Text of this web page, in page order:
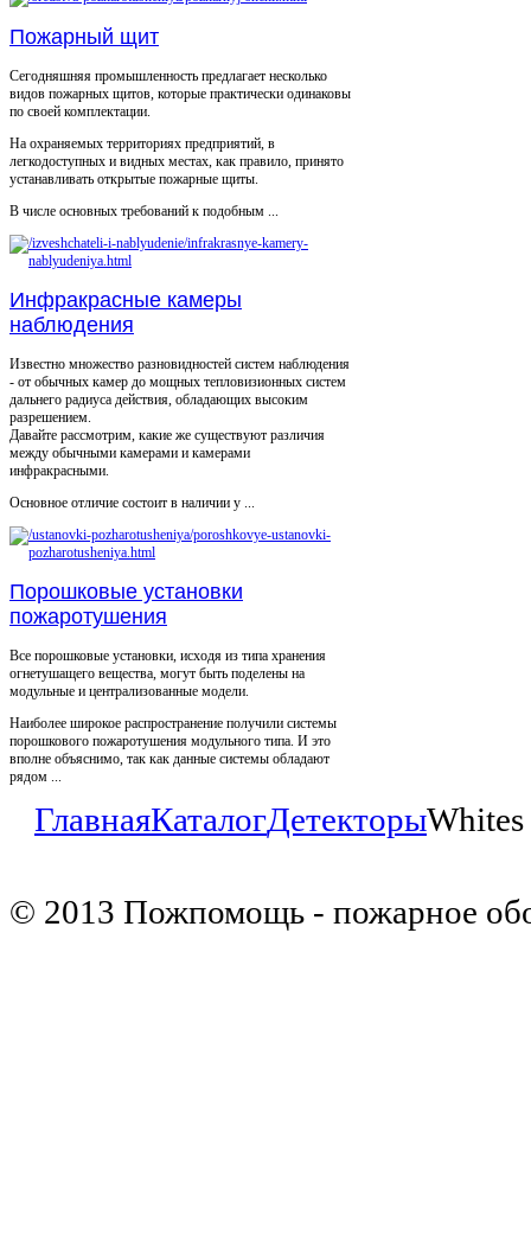
Пожарный щит
Сегодняшняя промышленность предлагает несколько
видов пожарных щитов, которые практически одинаковы
по своей комплектации.
На охраняемых территориях предприятий, в
легкодоступных и видных местах, как правило, принято
устанавливать открытые пожарные щиты.
В числе основных требований к подобным ...
Инфракрасные камеры
наблюдения
Известно множество разновидностей систем наблюдения
- от обычных камер до мощных тепловизионных систем
дальнего радиуса действия, обладающих высоким
разрешением.
Давайте рассмотрим, какие же существуют различия
между обычными камерами и камерами
инфракрасными.
Основное отличие состоит в наличии у ...
Порошковые установки
пожаротушения
Все порошковые установки, исходя из типа хранения
огнетушащего вещества, могут быть поделены на
модульные и централизованные модели.
Наиболее широкое распространение получили системы
порошкового пожаротушения модульного типа. И это
вполне объяснимо, так как данные системы обладают
рядом ...
ГлавнаяКаталогДетекторы
© 2013 Пожпомощь - пожарное